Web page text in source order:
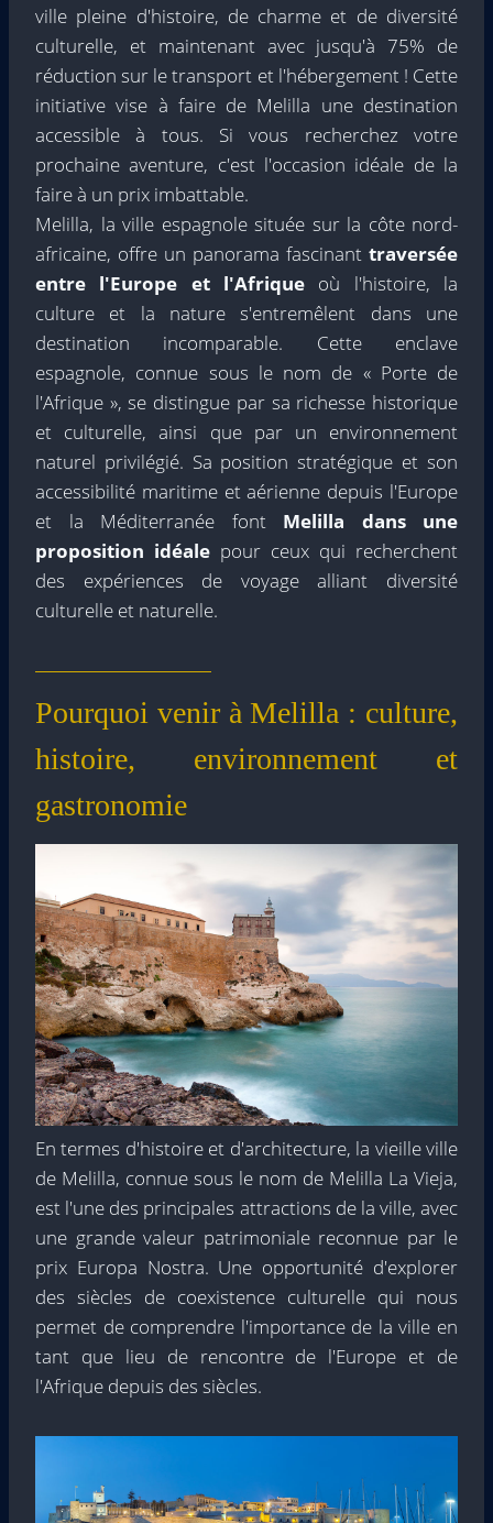
ville pleine d'histoire, de charme et de diversité
culturelle, et maintenant avec jusqu'à 75% de
réduction sur le transport et l'hébergement ! Cette
initiative vise à faire de Melilla une destination
accessible à tous. Si vous recherchez votre
prochaine aventure, c'est l'occasion idéale de la
faire à un prix imbattable.
Melilla, la ville espagnole située sur la côte nord-
africaine, offre un panorama fascinant traversée
entre l'Europe et l'Afrique où l'histoire, la
culture et la nature s'entremêlent dans une
destination incomparable. Cette enclave
espagnole, connue sous le nom de « Porte de
l'Afrique », se distingue par sa richesse historique
et culturelle, ainsi que par un environnement
naturel privilégié. Sa position stratégique et son
accessibilité maritime et aérienne depuis l'Europe
et la Méditerranée font Melilla dans une
proposition idéale pour ceux qui recherchent
des expériences de voyage alliant diversité
culturelle et naturelle.
Pourquoi venir à Melilla : culture,
histoire, environnement et
gastronomie
En termes d'histoire et d'architecture, la vieille ville
de Melilla, connue sous le nom de Melilla La Vieja,
est l'une des principales attractions de la ville, avec
une grande valeur patrimoniale reconnue par le
prix Europa Nostra. Une opportunité d'explorer
des siècles de coexistence culturelle qui nous
permet de comprendre l'importance de la ville en
tant que lieu de rencontre de l'Europe et de
l'Afrique depuis des siècles.